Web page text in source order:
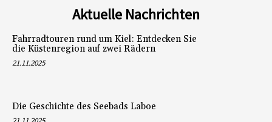
Aktuelle Nachrichten
Fahrradtouren rund um Kiel: Entdecken Sie
die Küstenregion auf zwei Rädern
21.11.2025
Die Geschichte des Seebads Laboe